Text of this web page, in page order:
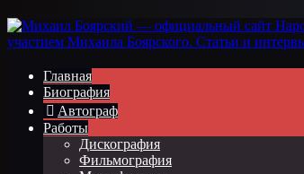
Главная
Биография
Автограф
Работы
Дискография
Фильмография